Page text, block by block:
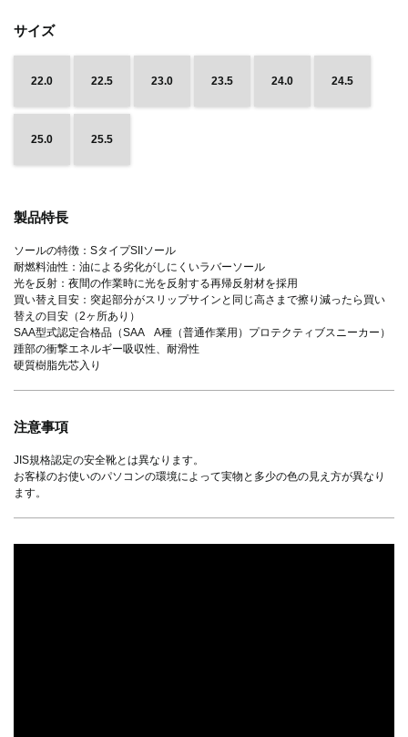
サイズ
22.0 22.5 23.0 23.5 24.0 24.5
25.0 25.5
製品特長
ソールの特徴：SタイプSIIソール
耐燃料油性：油による劣化がしにくいラバーソール
光を反射：夜間の作業時に光を反射する再帰反射材を採用
買い替え目安：突起部分がスリップサインと同じ高さまで擦り減ったら買い
替えの目安（2ヶ所あり）
SAA型式認定合格品（SAA A種（普通作業用）プロテクティブスニーカー）
踵部の衝撃エネルギー吸収性、耐滑性
硬質樹脂先芯入り
注意事項
JIS規格認定の安全靴とは異なります。
お客様のお使いのパソコンの環境によって実物と多少の色の見え方が異なり
ます。